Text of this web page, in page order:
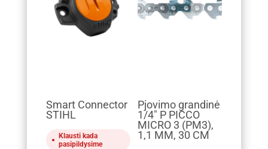
Smart Connector
STIHL
Klausti kada
pasipildysime
Pjovimo grandinė
1/4" P PICCO
MICRO 3 (PM3),
1,1 MM, 30 CM